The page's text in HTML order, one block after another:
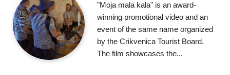
"Moja mala kala" is an award-
winning promotional video and an
event of the same name organized
by the Crikvenica Tourist Board.
The film showcases the...